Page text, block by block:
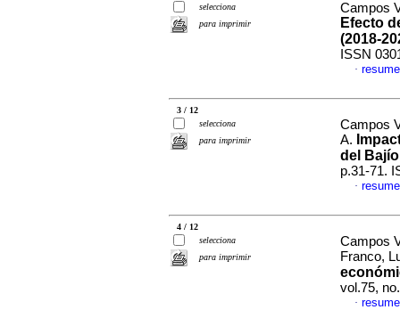
selecciona
para imprimir
Campos
Efecto
(2018-
ISSN
·
3 / 12
selecciona
para imprimir
Campos
A.
del
p.31-71.
·
4 / 12
selecciona
para imprimir
Campos
Franco,
vol.75,
·